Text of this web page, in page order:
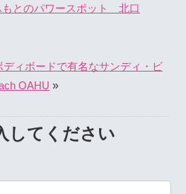
とのパワースポット 北口
ィボードで有名なサンディ・ビ
OAHU »
してください